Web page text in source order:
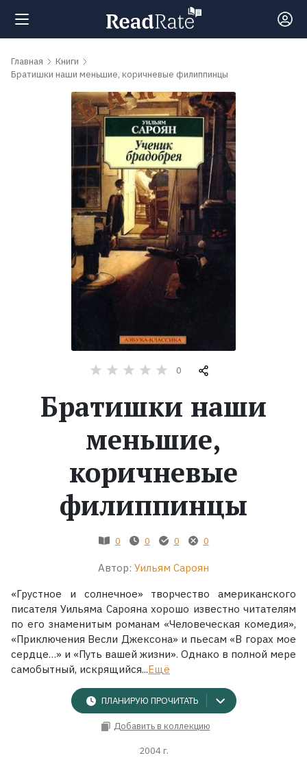
Поиск
обсуждаемые
Экранизации
Главная
Книги
Братишки наши меньшие, коричневые филиппинцы
0
Братишки наши
меньшие,
коричневые
филиппинцы
0 0 0 0
Автор: Уильям Сароян
«Грустное и солнечное» творчество американского
писателя Уильяма Сарояна хорошо известно читателям
по его знаменитым романам «Человеческая комедия»,
«Приключения Весли Джексона» и пьесам «В горах мое
сердце…» и «Путь вашей жизни». Однако в полной мере
самобытный, искрящийся...Ещё
ПЛАНИРУЮ ПРОЧИТАТЬ
Добавить в коллекцию
2004 г.